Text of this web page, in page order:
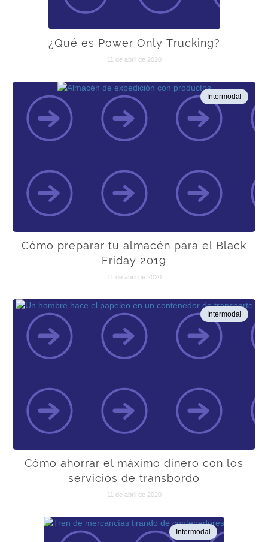
¿Qué es Power Only Trucking?
11 de abril de 2020
Intermodal
Cómo preparar tu almacén para el Black
Friday 2019
11 de abril de 2020
Intermodal
Cómo ahorrar el máximo dinero con los
servicios de transbordo
11 de abril de 2020
Intermodal